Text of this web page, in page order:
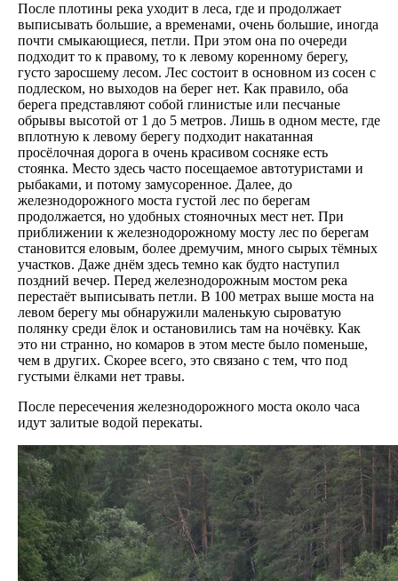
После плотины река уходит в леса, где и продолжает
выписывать большие, а временами, очень большие, иногда
почти смыкающиеся, петли. При этом она по очереди
подходит то к правому, то к левому коренному берегу,
густо заросшему лесом. Лес состоит в основном из сосен с
подлеском, но выходов на берег нет. Как правило, оба
берега представляют собой глинистые или песчаные
обрывы высотой от 1 до 5 метров. Лишь в одном месте, где
вплотную к левому берегу подходит накатанная
просёлочная дорога в очень красивом сосняке есть
стоянка. Место здесь часто посещаемое автотуристами и
рыбаками, и потому замусоренное. Далее, до
железнодорожного моста густой лес по берегам
продолжается, но удобных стояночных мест нет. При
приближении к железнодорожному мосту лес по берегам
становится еловым, более дремучим, много сырых тёмных
участков. Даже днём здесь темно как будто наступил
поздний вечер. Перед железнодорожным мостом река
перестаёт выписывать петли. В 100 метрах выше моста на
левом берегу мы обнаружили маленькую сыроватую
полянку среди ёлок и остановились там на ночёвку. Как
это ни странно, но комаров в этом месте было поменьше,
чем в других. Скорее всего, это связано с тем, что под
густыми ёлками нет травы.
После пересечения железнодорожного моста около часа
идут залитые водой перекаты.